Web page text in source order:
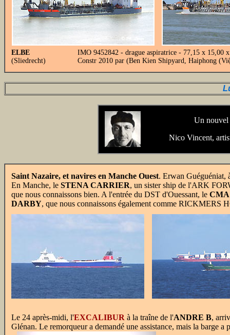
ELBE
(Sliedrecht)
IMO 9452842 - drague aspiratrice - 77,15 x
Constr 2010 par (Ben Kien Shipyard, Haiphong
Un nouvel
Nico Vincent,
Saint Nazaire, et navires en Manche Ouest. Erwan Guéguéniat,
En Manche, le STENA CARRIER, un sister ship de l'ARK
que nous connaissons bien. A l'entrée du DST d'Ouessant, le
DARBY, que nous connaissons également comme RICKMERS
Le 24 après-midi, l'EXCALIBUR à la traîne de l'ANDRE B,
Glénan. Le remorqueur a demandé une assistance, mais la barge a